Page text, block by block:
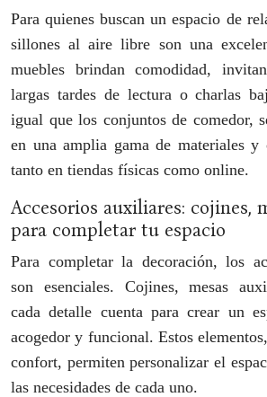
Para quienes buscan un espacio de
sillones al aire libre son una
muebles brindan comodidad,
largas tardes de lectura o charlas
igual que los conjuntos de comedor,
en una amplia gama de materiales y
tanto en tiendas físicas como online.
Accesorios auxiliares: cojines,
para completar tu espacio
Para completar la decoración, los
son esenciales. Cojines, mesas
cada detalle cuenta para crear un
acogedor y funcional. Estos
confort, permiten personalizar el
las necesidades de cada uno.